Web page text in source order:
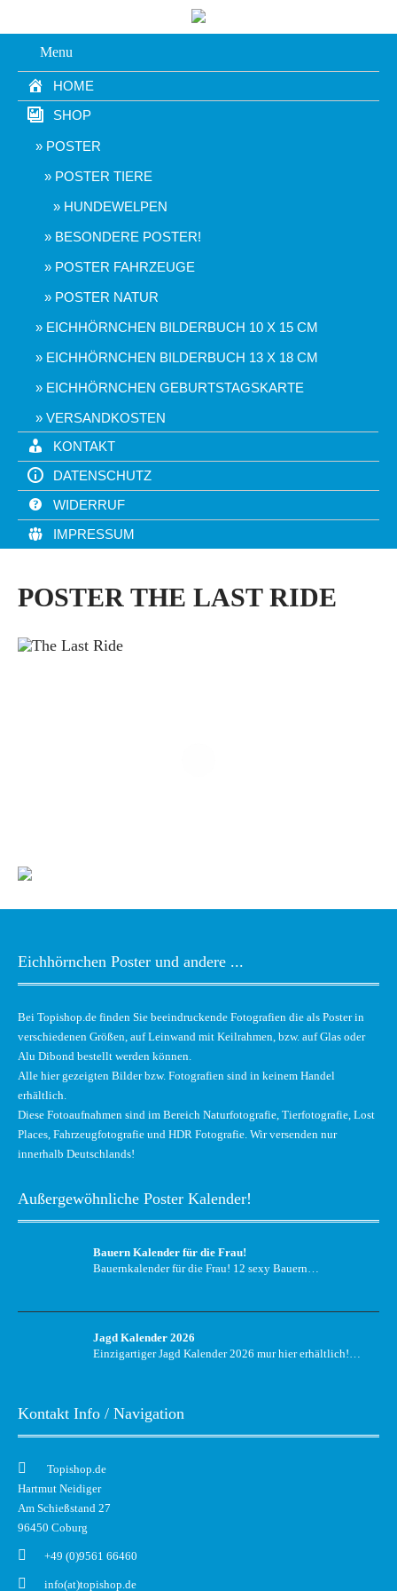
Menu
HOME
SHOP
POSTER
POSTER TIERE
HUNDEWELPEN
BESONDERE POSTER!
POSTER FAHRZEUGE
POSTER NATUR
EICHHÖRNCHEN BILDERBUCH 10 X 15 CM
EICHHÖRNCHEN BILDERBUCH 13 X 18 CM
EICHHÖRNCHEN GEBURTSTAGSKARTE
VERSANDKOSTEN
KONTAKT
DATENSCHUTZ
WIDERRUF
IMPRESSUM
POSTER THE LAST RIDE
Eichhörnchen Poster und andere ...
Bei Topishop.de finden Sie beeindruckende Fotografien die als Poster in
verschiedenen Größen, auf Leinwand mit Keilrahmen, bzw. auf Glas oder
Alu Dibond bestellt werden können.
Alle hier gezeigten Bilder bzw. Fotografien sind in keinem Handel
erhältlich.
Diese Fotoaufnahmen sind im Bereich Naturfotografie, Tierfotografie, Lost
Places, Fahrzeugfotografie und HDR Fotografie. Wir versenden nur
innerhalb Deutschlands!
Außergewöhnliche Poster Kalender!
Bauern Kalender für die Frau!
Bauernkalender für die Frau! 12 sexy Bauern…
Jagd Kalender 2026
Einzigartiger Jagd Kalender 2026 mur hier erhältlich!…
Kontakt Info / Navigation
Topishop.de
Hartmut Neidiger
Am Schießstand 27
96450 Coburg
+49 (0)9561 66460
info(at)topishop.de